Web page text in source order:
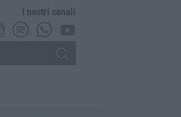
I nostri canali